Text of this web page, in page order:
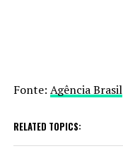
Fonte: Agência Brasil
RELATED TOPICS: